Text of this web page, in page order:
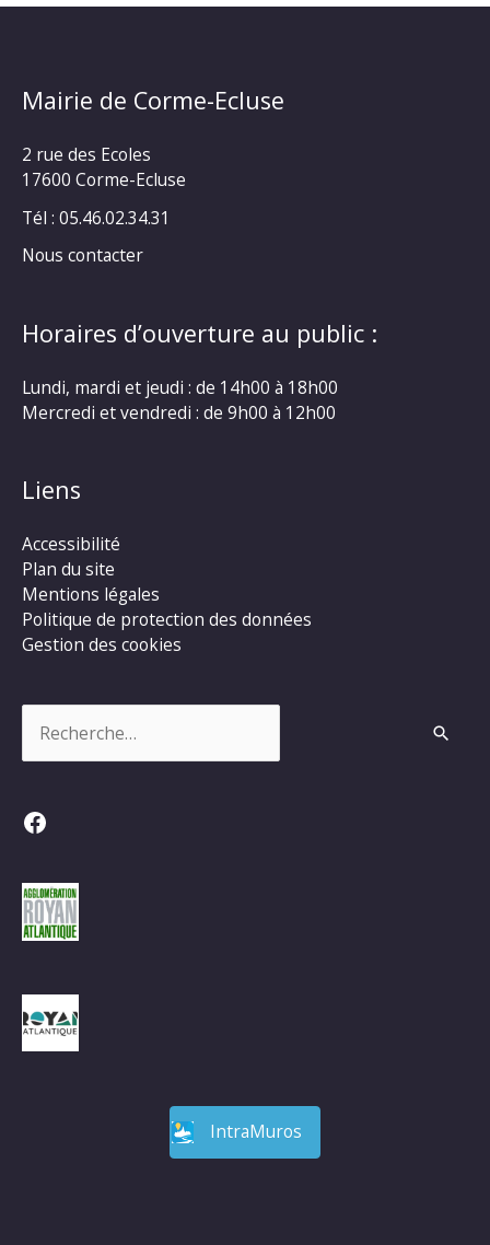
Mairie de Corme-Ecluse
2 rue des Ecoles
17600 Corme-Ecluse
Tél : 05.46.02.34.31
Nous contacter
Horaires d’ouverture au public :
Lundi, mardi et jeudi : de 14h00 à 18h00
Mercredi et vendredi : de 9h00 à 12h00
Liens
Accessibilité
Plan du site
Mentions légales
Politique de protection des données
Gestion des cookies
Facebook
IntraMuros